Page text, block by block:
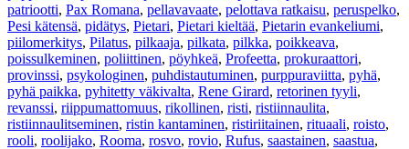
patriootti, Pax Romana, pellavavaate, pelottava ratkaisu, peruspelko,
Pesi kätensä, pidätys, Pietari, Pietari kieltää, Pietarin evankeliumi,
piilomerkitys, Pilatus, pilkaaja, pilkata, pilkka, poikkeava,
poissulkeminen, poliittinen, pöyhkeä, Profeetta, prokuraattori,
provinssi, psykologinen, puhdistautuminen, purppuraviitta, pyhä,
pyhä paikka, pyhitetty väkivalta, Rene Girard, retorinen tyyli,
revanssi, riippumattomuus, rikollinen, risti, ristiinnaulita,
ristiinnaulitseminen, ristin kantaminen, ristiriitainen, rituaali, roisto,
rooli, roolijako, Rooma, rosvo, rovio, Rufus, saastainen, saastua,